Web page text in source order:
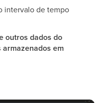
intervalo de tempo
outros dados do
em